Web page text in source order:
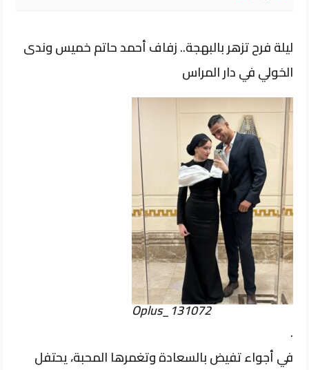
ليلة فرح تزهر بالبهجة.. زفاف أحمد حاتم خميس وندى
الخولي في دار المراس
Oplus_131072
.
في أجواء تفيض بالسعادة وتغمرها المحبة، يحتفل